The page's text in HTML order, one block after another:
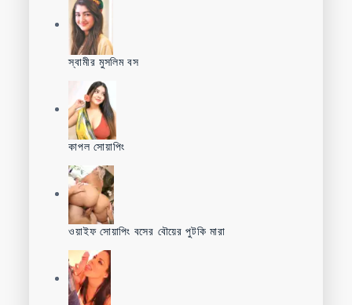
স্বামীর মুসলিম বস
কাপল সোয়াপিং
ওয়াইফ সোয়াপিং বসের বৌয়ের পুটকি মারা